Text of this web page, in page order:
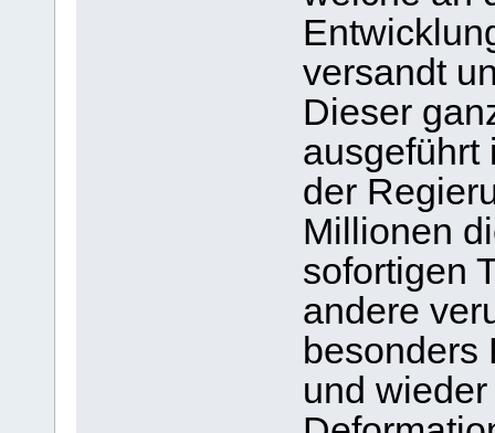
versandt
Dieser
ausgeführt
der
Millionen
sofortigen
andere
besonders
und